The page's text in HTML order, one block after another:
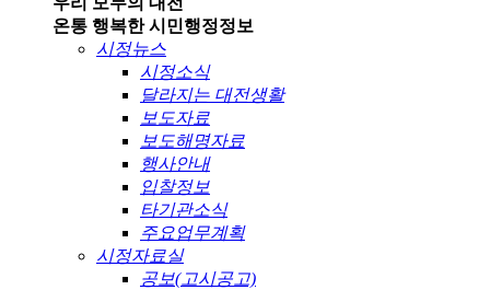
온통 행복한 시민행정정보
시정뉴스
시정소식
달라지는 대전생활
보도자료
보도해명자료
행사안내
입찰정보
타기관소식
주요업무계획
시정자료실
공보(고시공고)